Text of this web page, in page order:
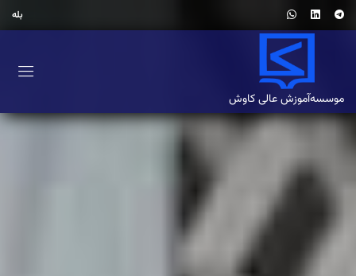
بله
موسسه‌آموزش‌ عالی کاوش